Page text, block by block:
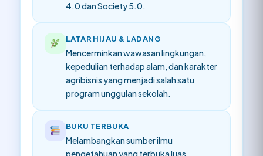
4.0 dan Society 5.0.
LATAR HIJAU & LADANG
Mencerminkan wawasan lingkungan,
kepedulian terhadap alam, dan karakter
agribisnis yang menjadi salah satu
program unggulan sekolah.
BUKU TERBUKA
Melambangkan sumber ilmu
pengetahuan yang terbuka luas,